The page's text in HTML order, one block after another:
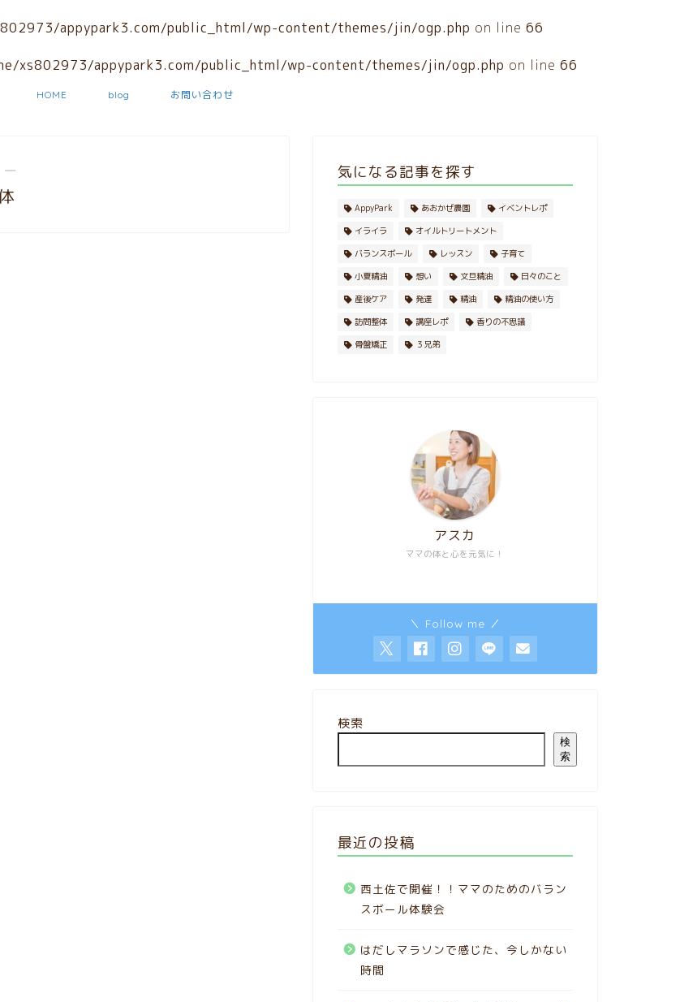
appypark3.com/public_html/wp-content/themes/jin/ogp.php on line 66
xs802973/appypark3.com/public_html/wp-content/themes/jin/ogp.php on line 66
HOME blog お問い合わせ
― 気になる記事を探す
AppyPark あおかぜ農園
イベントレポ
イライラ
オイルトリートメント
バランスボール
レッスン
子育て
小夏精油
想い 文旦精油
日々のこと
産後ケア
発達 精油
精油の使い方
訪問整体
講座レポ
香りの不思議
骨盤矯正
３兄弟
ママの体と心を元気に！
アスカ
＼ Follow me ／
検索
検
索
最近の投稿
西土佐で開催！！ママのためのバラン
スボール体験会
はだしマラソンで感じた、今しかない
時間